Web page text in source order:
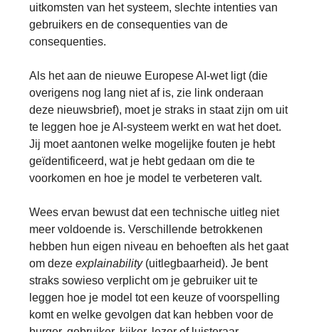
uitkomsten van het systeem, slechte intenties van
gebruikers en de consequenties van de
consequenties.
Als het aan de nieuwe Europese AI-wet ligt (die
overigens nog lang niet af is, zie link onderaan
deze nieuwsbrief), moet je straks in staat zijn om uit
te leggen hoe je AI-systeem werkt en wat het doet.
Jij moet aantonen welke mogelijke fouten je hebt
geïdentificeerd, wat je hebt gedaan om die te
voorkomen en hoe je model te verbeteren valt.
Wees ervan bewust dat een technische uitleg niet
meer voldoende is. Verschillende betrokkenen
hebben hun eigen niveau en behoeften als het gaat
om deze explainability(uitlegbaarheid). Je bent
straks sowieso verplicht om je gebruiker uit te
leggen hoe je model tot een keuze of voorspelling
komt en welke gevolgen dat kan hebben voor de